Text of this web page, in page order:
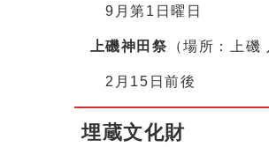
9月第1日曜日
上磯神田祭 （場所：上
2月15日前後
埋蔵文化財